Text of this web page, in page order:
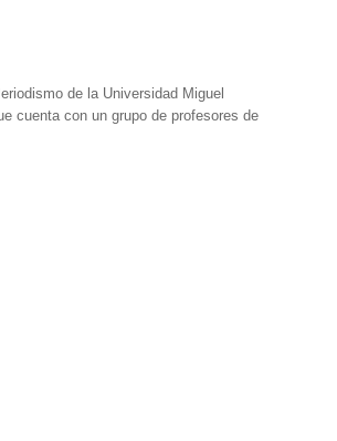
de la Universidad Miguel
cuenta con un grupo de profesores de